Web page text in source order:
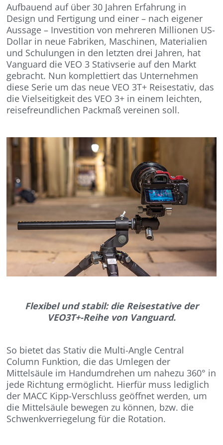
Aufbauend auf über 30 Jahren Erfahrung in
Design und Fertigung und einer – nach eigener
Aussage – Investition von mehreren Millionen US-
Dollar in neue Fabriken, Maschinen, Materialien
und Schulungen in den letzten drei Jahren, hat
Vanguard die VEO 3 Stativserie auf den Markt
gebracht. Nun komplettiert das Unternehmen
diese Serie um das neue VEO 3T+ Reisestativ, das
die Vielseitigkeit des VEO 3+ in einem leichten,
reisefreundlichen Packmaß vereinen soll.
Flexibel und stabil: die Reisestative der
VEO3T+-Reihe von Vanguard.
So bietet das Stativ die Multi-Angle Central
Column Funktion, die das Umlegen der
Mittelsäule im Handumdrehen um nahezu 360° in
jede Richtung ermöglicht. Hierfür muss lediglich
der MACC Kipp-Verschluss geöffnet werden, um
die Mittelsäule bewegen zu können, bzw. die
Schwenkverriegelung für die Rotation.